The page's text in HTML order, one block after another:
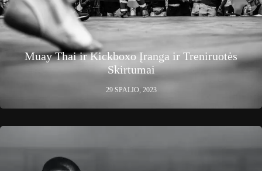
Muay Thai ir Kickboxo Įranga ir Treniruotės
Skirtumai
29 SPALIO, 2023